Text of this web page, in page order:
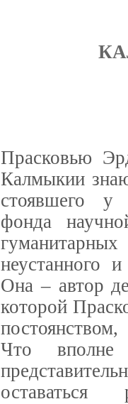
Прасковью
Калмыкии
стоявшего у
фонда
неустанного и
Она – автор
которой
Что вполне